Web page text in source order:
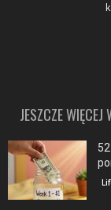
JESZCZE